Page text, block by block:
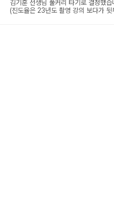
김기훈 선생님 풀커리 타기로 결정했
(진도율은 23년도 촬영 강의 보다가